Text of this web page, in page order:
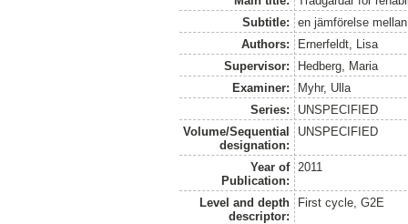
Subtitle:
en jämförelse
Authors:
Ernerfeldt, Lisa
Supervisor:
Hedberg, Maria
Examiner:
Myhr, Ulla
Series:
UNSPECIFIED
Volume/Sequential
designation:
UNSPECIFIED
Year of
Publication:
2011
Level and depth
descriptor:
First cycle, G2E